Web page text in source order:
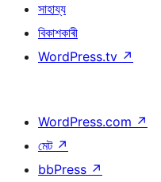
সাহায্য
বিকাশকাৰী
WordPress.tv ↗
WordPress.com ↗
মেট ↗
bbPress ↗